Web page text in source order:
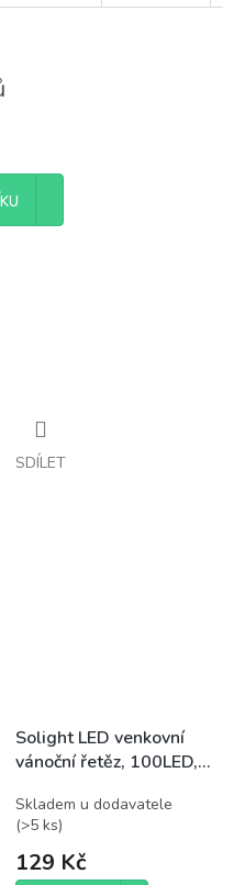
SDÍLET
Solight LED venkovní
vánoční řetěz, 100LED,
funkcí, IP44. 3x AA,
studená bílá
Skladem u dodavatele
(>5 ks)
129 Kč